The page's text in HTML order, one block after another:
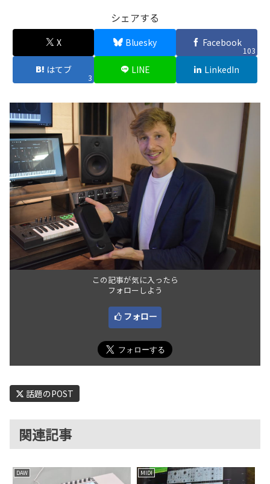
シェアする
X Bluesky Facebook
103
はてブ
3
LINE LinkedIn
この記事が気に入ったら
フォローしよう
フォロー
話題のPOST
関連記事
DAW MIDI